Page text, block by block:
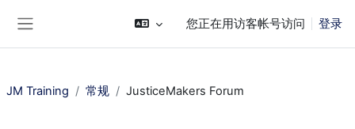
您正在用访客帐号访问 登录
JM Training 常规 JusticeMakers Forum